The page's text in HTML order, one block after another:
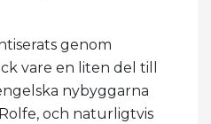
genom
vare en liten del till
nybyggarna
och naturligtvis